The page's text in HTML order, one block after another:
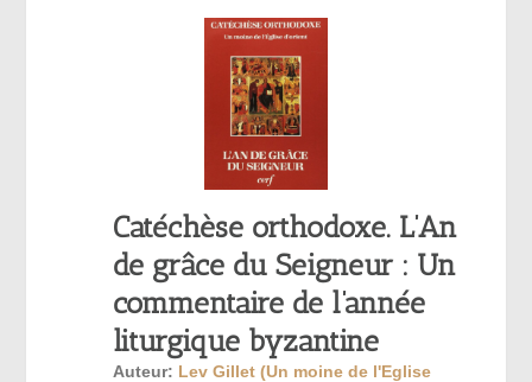
Catéchèse orthodoxe. L’An
de grâce du Seigneur : Un
commentaire de l’année
liturgique byzantine
Auteur: Lev Gillet (Un moine de l'Eglise